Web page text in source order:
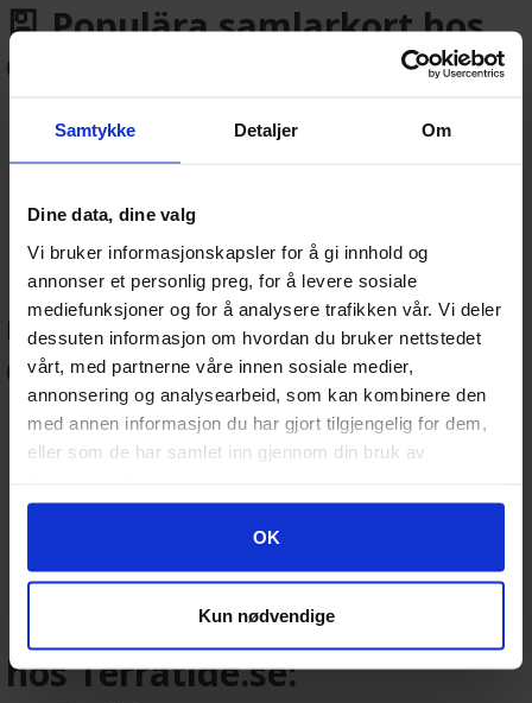
Samtykke Detaljer Om
Dine data, dine valg
Vi bruker informasjonskapsler for å gi innhold og
annonser et personlig preg, for å levere sosiale
mediefunksjoner og for å analysere trafikken vår. Vi deler
dessuten informasjon om hvordan du bruker nettstedet
vårt, med partnerne våre innen sosiale medier,
annonsering og analysearbeid, som kan kombinere den
med annen informasjon du har gjort tilgjengelig for dem,
eller som de har samlet inn gjennom din bruk av
Googles retningslinjer for personvern
OK
Kun nødvendige
🎴 Populära samlarkort hos
oss:
och promokort.
Fotbollskort
: Samlaralbum och kort från toppspelare och
ligor.
Lorcana, Digimon, One Piece: Spännande nyheter för
samlare och TCG-fans.
📦 Tillbehör för kortsamling
och spel:
Kortskydd (sleeves)
: Standard och japansk storlek från
Dragon Shield, Ultra Pro m.fl.
Pärmar och förvaring: Skydda och organisera din samling
Deckboxar & playmats: För dig som vill spela med stil och
graderade eller ovanliga kort.
🎯 Därför handlar samlare
hos Terratide.se: